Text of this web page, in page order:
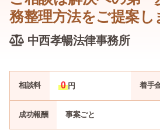
務整理方法をご提案し
中西孝暢法律事務所
相談料 0 円 着手
成功報酬 事案ごと